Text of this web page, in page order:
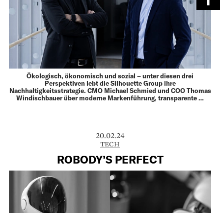
Ökologisch, ökonomisch und sozial – unter diesen drei
Perspektiven lebt die Silhouette Group ihre
Nachhaltigkeitsstrategie. CMO Michael Schmied und COO Thomas
Windischbauer über moderne Markenführung, transparente …
20.02.24
TECH
ROBODY’S PERFECT